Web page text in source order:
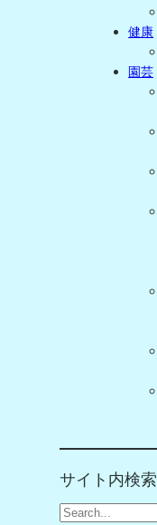
健康
園芸
サイト内検索
S